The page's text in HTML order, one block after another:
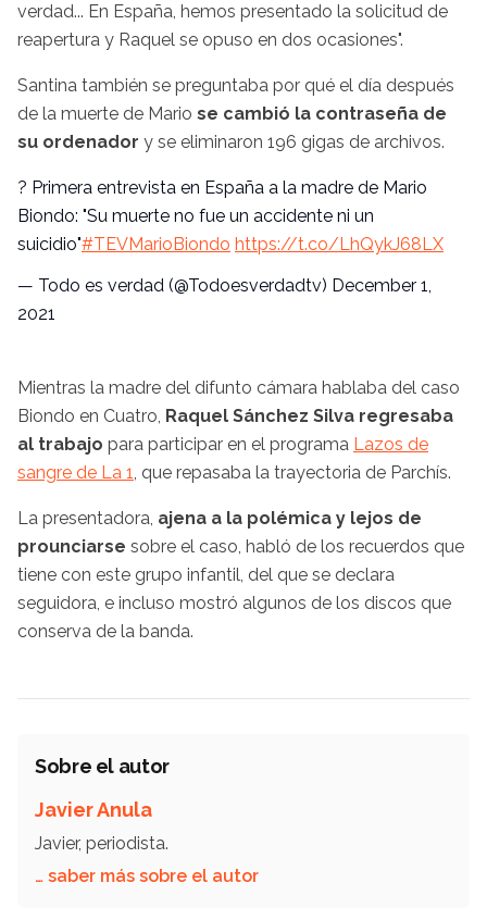
verdad... En España, hemos presentado la solicitud de
reapertura y Raquel se opuso en dos ocasiones".
Santina también se preguntaba por qué el día después
de la muerte de Mario se cambió la contraseña de
su ordenador y se eliminaron 196 gigas de archivos.
? Primera entrevista en España a la madre de Mario
Biondo: "Su muerte no fue un accidente ni un
suicidio"#TEVMarioBiondo https://t.co/LhQykJ68LX
— Todo es verdad (@Todoesverdadtv) December 1,
2021
Mientras la madre del difunto cámara hablaba del caso
Biondo en Cuatro, Raquel Sánchez Silva regresaba
al trabajo para participar en el programa Lazos de
sangre de La 1, que repasaba la trayectoria de Parchís.
La presentadora, ajena a la polémica y lejos de
prounciarse sobre el caso, habló de los recuerdos que
tiene con este grupo infantil, del que se declara
seguidora, e incluso mostró algunos de los discos que
conserva de la banda.
Sobre el autor
Javier Anula
Javier, periodista.
… saber más sobre el autor